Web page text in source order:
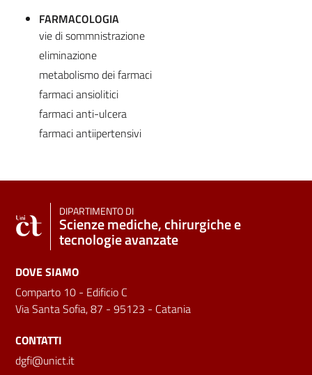
FARMACOLOGIA
vie di sommnistrazione
eliminazione
metabolismo dei farmaci
farmaci ansiolitici
farmaci anti-ulcera
farmaci antiipertensivi
DIPARTIMENTO DI
Scienze mediche, chirurgiche e
tecnologie avanzate
DOVE SIAMO
Comparto 10 - Edificio C
Via Santa Sofia, 87 - 95123 - Catania
CONTATTI
dgfi@unict.it